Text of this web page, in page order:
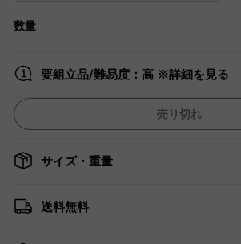
数量
要組立品/難易度：高 ※詳細を見る
売り切れ
サイズ・重量
送料無料